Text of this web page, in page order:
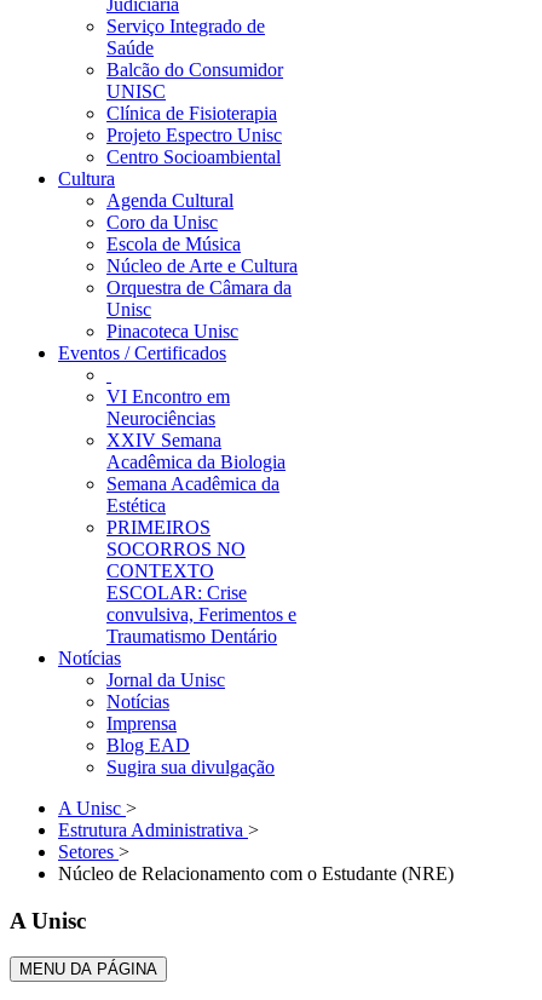
Judiciária
Serviço Integrado de
Saúde
Balcão do Consumidor
UNISC
Clínica de Fisioterapia
Projeto Espectro Unisc
Centro Socioambiental
Cultura
Agenda Cultural
Coro da Unisc
Escola de Música
Núcleo de Arte e Cultura
Orquestra de Câmara da
Unisc
Pinacoteca Unisc
Eventos / Certificados
VI Encontro em
Neurociências
XXIV Semana
Acadêmica da Biologia
Semana Acadêmica da
Estética
PRIMEIROS
SOCORROS NO
CONTEXTO
ESCOLAR: Crise
convulsiva, Ferimentos e
Traumatismo Dentário
Notícias
Jornal da Unisc
Notícias
Imprensa
Blog EAD
Sugira sua divulgação
A Unisc >
Estrutura Administrativa >
Setores >
Núcleo de Relacionamento com o Estudante (NRE)
A Unisc
MENU DA PÁGINA